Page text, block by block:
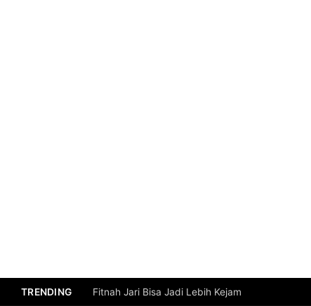
TRENDING Fitnah Jari Bisa Jadi Lebih Kejam